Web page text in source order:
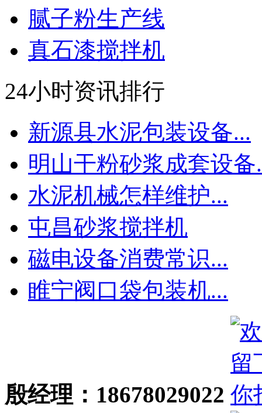
腻子粉生产线
真石漆搅拌机
24小时资讯排行
新源县水泥包装设备...
明山干粉砂浆成套设备
水泥机械怎样维护...
屯昌砂浆搅拌机
磁电设备消费常识...
睢宁阀口袋包装机...
殷经理：18678029022